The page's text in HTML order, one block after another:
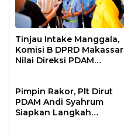
Tinjau Intake Manggala,
Komisi B DPRD Makassar
Nilai Direksi PDAM
Pimpin Rakor, Plt Dirut
PDAM Andi Syahrum
Siapkan Langkah